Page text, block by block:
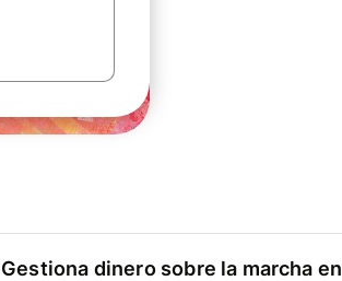
Gestiona dinero sobre la marcha en